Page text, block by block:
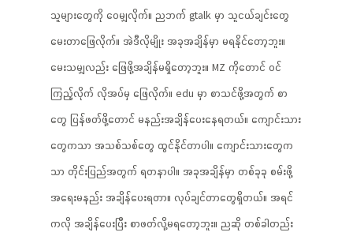
သူများတွေကို ဝေမျှလိုက်။ ညဘက် gtalk မှာ သူငယ်ချင်းတွေ
မေးတာဖြေလိုက်။ အဲဒီလိုမျိုး အခုအချိန်မှာ မရနိုင်တော့ဘူး။
မေးသမျှလည်း ဖြေဖို့အချိန်မရှိတော့ဘူး။ MZ ကိုတောင် ဝင်
ကြည့်လိုက် လိုအပ်မှ ဖြေလိုက်။ edu မှာ စာသင်ဖို့အတွက် စာ
တွေ ပြန်ဖတ်ဖို့တောင် မနည်းအချိန်ပေးနေရတယ်။ ကျောင်းသား
တွေကသာ အသစ်သစ်တွေ ထွင်နိုင်တာပါ။ ကျောင်းသားတွေက
သာ တိုင်းပြည်အတွက် ရတနာပါ။ အခုအချိန်မှာ တစ်ခုခု စမ်းဖို့
အရေးမနည်း အချိန်ပေးရတာ။ လုပ်ချင်တာတွေရှိတယ်။ အရင်
ကလို အချိန်ပေးပြီး စာဖတ်လို့မရတော့ဘူး။ ညဆို တစ်ခါတည်း